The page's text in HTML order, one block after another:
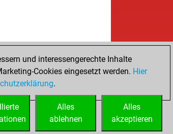
und interessengerechte Inhalte
Cookies eingesetzt werden. Hier
.
Alles
akzeptieren
Alles
ablehnen